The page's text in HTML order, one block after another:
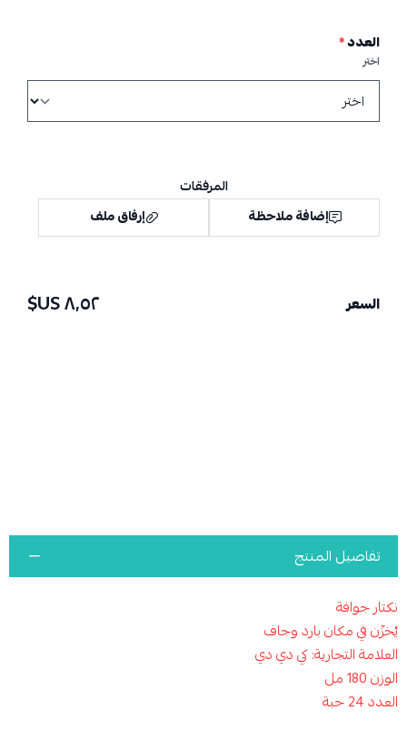
العدد*
اختر
المرفقات
إضافة ملاحظة
إرفاق ملف
السعر ٨٫٥٢ US$
تفاصيل المنتج
نكتار جوافة
يُخزّن في مكان بارد وجاف
العلامة التجارية: كي دي دي
الوزن 180 مل
العدد 24 حبة